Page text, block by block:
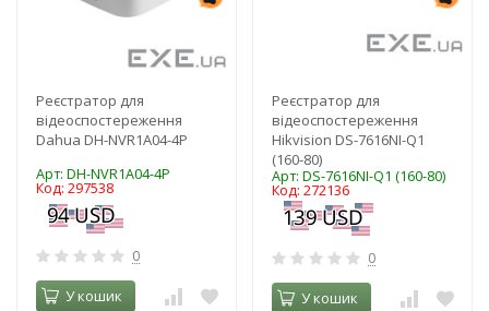
Реєстратор для
відеоспостереження
Dahua DH-NVR1A04-4P
Арт: DH-NVR1A04-4P
Код: 297538
0
У кошик
Реєстратор для
відеоспостереження
Hikvision DS-7616NI-Q1
(160-80)
Арт: DS-7616NI-Q1 (160-80)
Код: 272136
0
У кошик